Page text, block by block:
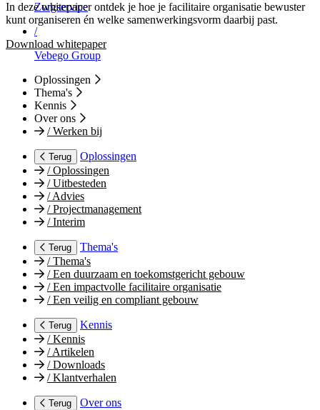
In deze whitepaper ontdek je hoe je facilitaire organisatie bewuster
kunt organiseren én welke samenwerkingsvorm daarbij past.
Download whitepaper
Zorgservice
/
Vebego Group
Oplossingen
Thema's
Kennis
Over ons
/Werken bij
Terug
Oplossingen
/Oplossingen
/Uitbesteden
/Advies
/Projectmanagement
/Interim
Terug
Thema's
/Thema's
/Een duurzaam en toekomstgericht gebouw
/Een impactvolle facilitaire organisatie
/Een veilig en compliant gebouw
Terug
Kennis
/Kennis
/Artikelen
/Downloads
/Klantverhalen
Terug
Over ons